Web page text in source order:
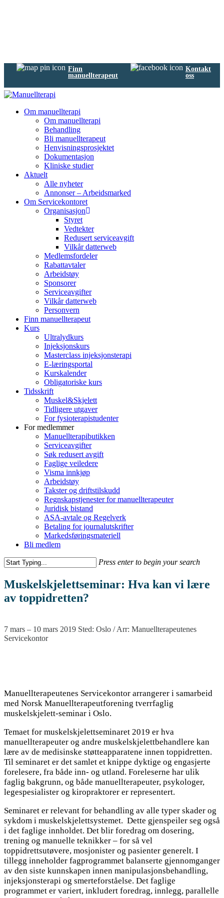
Finn
manuellterapeut
Kontakt
oss
Om manuellterapi
Om manuellterapi
Behandling
Bli manuellterapeut
Henvisningsprosjektet
Dokumentasjon
Kliniske studier
Aktuelt
Alle nyheter
Annonser – Arbeidsmarked
Om Servicekontoret
Organisasjon
Styret
Vedtekter
Redusert serviceavgift
Vilkår datterweb
Medlemsfordeler
Rabattavtaler
Arbeidstøy
Sponsorer
Serviceavgifter
Vilkår datterweb
Personvern
Finn manuellterapeut
Kurs
Ultralydkurs
Injeksjonskurs
Masterclass injeksjonsterapi
E-læringsportal
Kurskalender
Obligatoriske kurs
Tidsskrift
Muskel&Skjelett
Tidligere utgaver
For fysioterapistudenter
For medlemmer
Manuellterapibutikken
Serviceavgifter
Søk redusert avgift
Faglige veiledere
Visma innkjøp
Arbeidstøy
Takster og driftstilskudd
Regnskapstjenester for manuellterapeuter
Juridisk bistand
ASA-avtale og Regelverk
Betaling for journalutskrifter
Markedsføringsmateriell
Bli medlem
Press enter to begin your search
Muskelskjelettseminar: Hva kan vi lære
av toppidretten?
7 mars – 10 mars 2019 Sted: Oslo / Arr: Manuellterapeutenes
Servicekontor
Manuellterapeutenes Servicekontor arrangerer i samarbeid
med Norsk Manuellterapeutforening tverrfaglig
muskelskjelett-seminar i Oslo.
Temaet for muskelskjelettseminaret 2019 er hva
manuellterapeuter og andre muskelskjelettbehandlere kan
lære av de medisinske støtteapparatene innen toppidretten.
Til seminaret er det samlet et knippe dyktige og engasjerte
forelesere, fra både inn- og utland. Foreleserne har ulik
faglig bakgrunn, og både manuellterapeuter, psykologer,
legespesialister og kiropraktorer er representert.
Seminaret er relevant for behandling av alle typer skader og
sykdom i muskelskjelettsystemet. Dette gjenspeiler seg også
i det faglige innholdet. Det blir foredrag om dosering,
trening og manuelle teknikker – for så vel
toppidrettsutøvere, mosjonister og pasienter generelt. I
tillegg inneholder fagprogrammet balanserte gjennomganger
av den siste kunnskapen innen manipulasjonsbehandling,
injeksjonsterapi og smerteforståelse. Det faglige
programmet er variert, inkludert foredrag, innlegg, parallelle